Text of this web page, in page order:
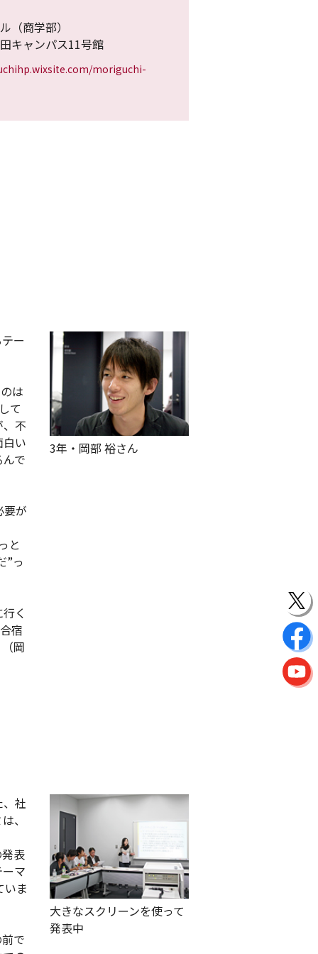
（商学部）
キャンパス11号館
moriguchi-
ー
は
て
不
い
で
が
と
”っ
く
宿
岡
3年・岡部 裕さん
社
、
表
マ
いま
で
大きなスクリーンを使って
発表中